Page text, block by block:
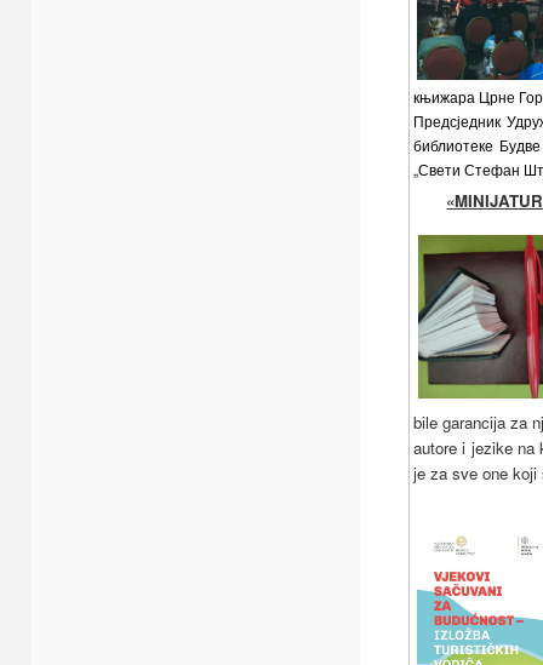
књижара Црне
Предсједник
библиотеке
„Свети Стефан
bile garancija za
autore i jezike na
je za sve one koji